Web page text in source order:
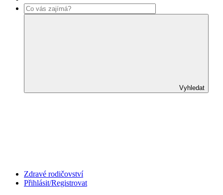
Vyhledat
Zdravé rodičovství
Přihlásit/Registrovat